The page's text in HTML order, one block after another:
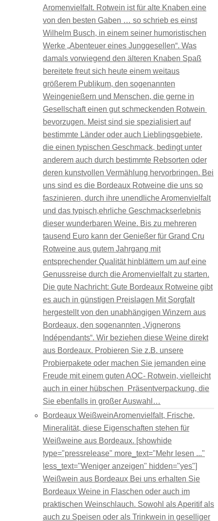
Aromenvielfalt. Rotwein ist für alte Knaben eine
von den besten Gaben … so schrieb es einst
Wilhelm Busch, in einem seiner humoristischen
Werke „Abenteuer eines Junggesellen“. Was
damals vorwiegend den älteren Knaben Spaß
bereitete freut sich heute einem weitaus
größerem Publikum, den sogenannten
Weingenießern und Menschen, die gerne in
Gesellschaft einen gut schmeckenden Rotwein
bevorzugen. Meist sind sie spezialisiert auf
bestimmte Länder oder auch Lieblingsgebiete,
die einen typischen Geschmack, bedingt unter
anderem auch durch bestimmte Rebsorten oder
deren kunstvollen Vermählung hervorbringen. Bei
uns sind es die Bordeaux Rotweine die uns so
faszinieren, durch ihre unendliche Aromenvielfalt
und das typisch,ehrliche Geschmackserlebnis
dieser wunderbaren Weine. Bis zu mehreren
tausend Euro kann der Genießer für Grand Cru
Rotweine aus gutem Jahrgang mit
entsprechender Qualität hinblättern um auf eine
Genussreise durch die Aromenvielfalt zu starten.
Die gute Nachricht: Gute Bordeaux Rotweine gibt
es auch in günstigen Preislagen Mit Sorgfalt
hergestellt von den unabhängigen Winzern aus
Bordeaux, den sogenannten „Vignerons
Indépendants“. Wir beziehen diese Weine direkt
aus Bordeaux. Probieren Sie z.B. unsere
Probierpakete oder machen Sie jemanden eine
Freude mit einem guten AOC- Rotwein, vielleicht
auch in einer hübschen Präsentverpackung, die
Sie ebenfalls in großer Auswahl…
Bordeaux WeißweinAromenvielfalt, Frische,
Mineralität, diese Eigenschaften stehen für
Weißweine aus Bordeaux. [showhide
type="pressrelease" more_text="Mehr lesen ..."
less_text="Weniger anzeigen" hidden="yes"]
Weißwein aus Bordeaux Bei uns erhalten Sie
Bordeaux Weine in Flaschen oder auch im
praktischen Weinschlauch. Sowohl als Aperitif als
auch zu Speisen oder als Trinkwein in geselliger